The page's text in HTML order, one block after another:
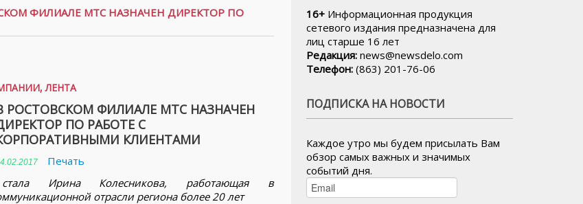
ФИЛИАЛЕ МТС НАЗНАЧЕН ДИРЕКТОР ПО
,ЛЕНТА
РОСТОВСКОМ ФИЛИАЛЕ МТС НАЗНАЧЕН
ПО РАБОТЕ С
КЛИЕНТАМИ
Печать
Ирина Колесникова, работающая в
отрасли региона более 20 лет
16+ Информационная продукция
сетевого издания предназначена для
лиц старше 16 лет
Редакция: news@newsdelo.com
Телефон: (863) 201-76-06
ПОДПИСКА НА НОВОСТИ
Каждое утро мы будем присылать Вам
обзор самых важных и значимых
событий дня.